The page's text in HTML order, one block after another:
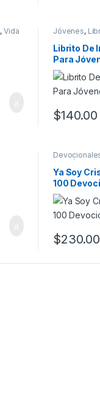
,Vida
Jóvenes,
Librito De
Para
$140.00
Oración
Ya Soy
100
$230.00